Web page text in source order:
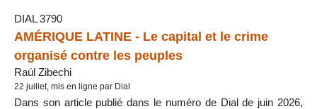
DIAL 3790
AMÉRIQUE LATINE - Le capital et le crime
organisé contre les peuples
Raúl Zibechi
22 juillet, mis en ligne par Dial
Dans son article publié dans le numéro de Dial de juin 2026,